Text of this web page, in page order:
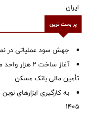
ایران
پر بحث ترین
جهش سود عملیاتی در
آغاز ساخت ۲
تأمین مالی بانک مسکن
به کارگیری ابزارهای
1405